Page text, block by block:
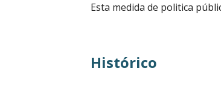
Esta medida de politica
Histórico